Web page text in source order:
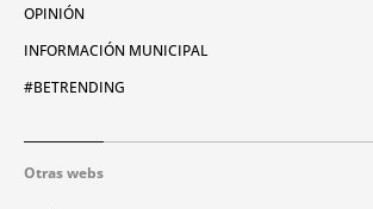
OPINIÓN
INFORMACIÓN MUNICIPAL
#BETRENDING
Otras webs